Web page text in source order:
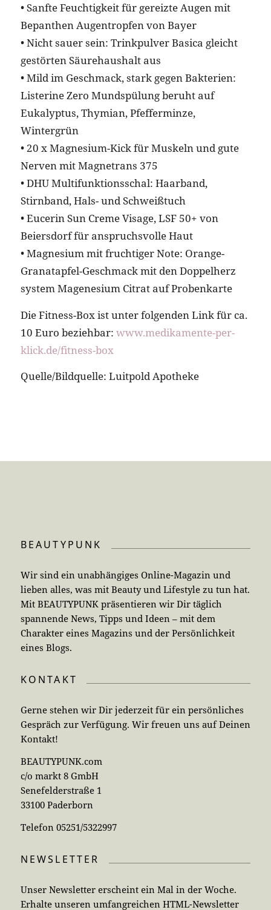
• Sanfte Feuchtigkeit für gereizte Augen mit
Bepanthen Augentropfen von Bayer
• Nicht sauer sein: Trinkpulver Basica gleicht
gestörten Säurehaushalt aus
• Mild im Geschmack, stark gegen Bakterien:
Listerine Zero Mundspülung beruht auf
Eukalyptus, Thymian, Pfefferminze,
Wintergrün
• 20 x Magnesium-Kick für Muskeln und gute
Nerven mit Magnetrans 375
• DHU Multifunktionsschal: Haarband,
Stirnband, Hals- und Schweißtuch
• Eucerin Sun Creme Visage, LSF 50+ von
Beiersdorf für anspruchsvolle Haut
• Magnesium mit fruchtiger Note: Orange-
Granatapfel-Geschmack mit den Doppelherz
system Magenesium Citrat auf Probenkarte
Die Fitness-Box ist unter folgenden Link für ca.
10 Euro beziehbar: www.medikamente-per-
klick.de/fitness-box
Quelle/Bildquelle: Luitpold Apotheke
BEAUTYPUNK
Wir sind ein unabhängiges Online-Magazin und
lieben alles, was mit Beauty und Lifestyle zu tun hat.
Mit BEAUTYPUNK präsentieren wir Dir täglich
spannende News, Tipps und Ideen – mit dem
Charakter eines Magazins und der Persönlichkeit
eines Blogs.
KONTAKT
Gerne stehen wir Dir jederzeit für ein persönliches
Gespräch zur Verfügung. Wir freuen uns auf Deinen
Kontakt!
BEAUTYPUNK.com
c/o markt 8 GmbH
Senefelderstraße 1
33100 Paderborn
Telefon 05251/5322997
NEWSLETTER
Unser Newsletter erscheint ein Mal in der Woche.
Erhalte unseren umfangreichen HTML-Newsletter